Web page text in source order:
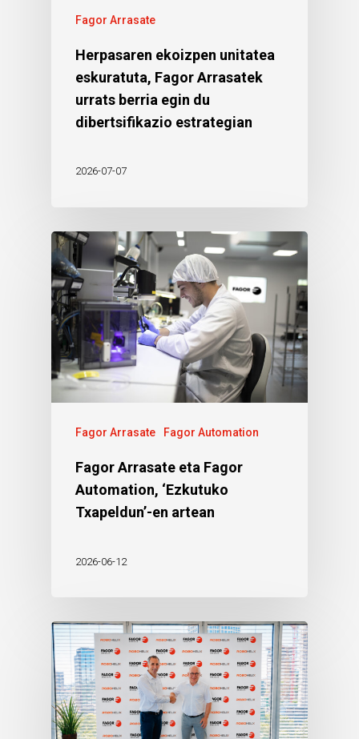
Fagor Arrasate
Herpasaren ekoizpen unitatea
eskuratuta, Fagor Arrasatek
urrats berria egin du
dibertsifikazio estrategian
2026-07-07
Fagor Arrasate Fagor Automation
Fagor Arrasate eta Fagor
Automation, ‘Ezkutuko
Txapeldun’-en artean
2026-06-12